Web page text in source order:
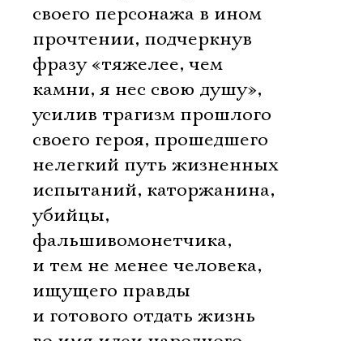
своего персонажа в ином
прочтении, подчеркнув
фразу «тяжелее, чем
камни, я нес свою душу»,
усилив трагизм прошлого
своего героя, прошедшего
нелегкий путь жизненных
испытаний, каторжанина,
убийцы,
фальшивомонетчика,
и тем не менее человека,
ищущего правды
и готового отдать жизнь